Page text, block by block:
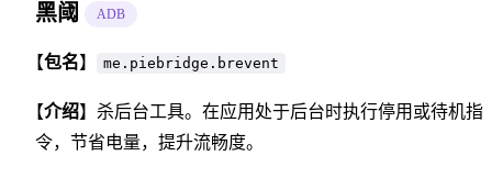
黑阈 ADB
【包名】 me.piebridge.brevent
【介绍】杀后台工具。在应用处于后台时执行停用或待机指
令，节省电量，提升流畅度。